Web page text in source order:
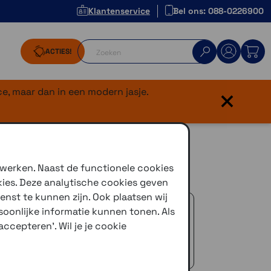
Klantenservice Bel ons: 088-0226900
ACTIES!
maar dan in een modern jasje.
×
dag verstuurd (indien voorradig)
je adres of een PostNL afhaalpunt
Naast de functionele cookies
Deze analytische cookies geven
te kunnen zijn. Ook plaatsen wij
informatie kunnen tonen. Als
Wil je je cookie